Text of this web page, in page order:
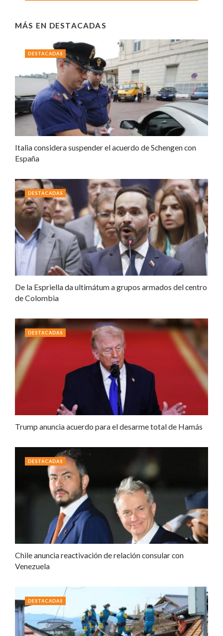
MÁS EN DESTACADAS
Italia considera suspender el acuerdo de Schengen con
España
DESTACADAS
De la Espriella da ultimátum a grupos armados del centro
de Colombia
DESTACADAS
Trump anuncia acuerdo para el desarme total de Hamás
DESTACADAS
Chile anuncia reactivación de relación consular con
Venezuela
DESTACADAS
DESTACADAS